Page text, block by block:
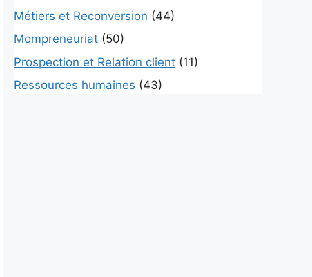
Métiers et Reconversion (44)
Mompreneuriat (50)
Prospection et Relation client (11)
Ressources humaines (43)